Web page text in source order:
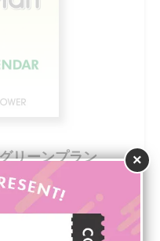
×
リーンプラン
も癒されるカレンダ